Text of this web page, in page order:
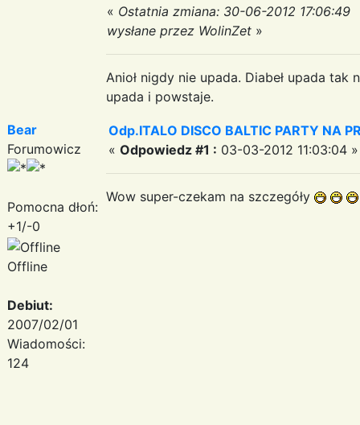
« Ostatnia zmiana: 30-06-2012 17:06:49
wysłane przez WolinZet »
Anioł nigdy nie upada. Diabeł upada
upada i powstaje.
Bear
Forumowicz
Pomocna dłoń:
+1/-0
Offline
Debiut:
2007/02/01
Wiadomości:
124
Odp.ITALO DISCO BALTIC PARTY NA
« Odpowiedz #1 : 03-03-2012 11:03:04 »
Wow super-czekam na szczegóły